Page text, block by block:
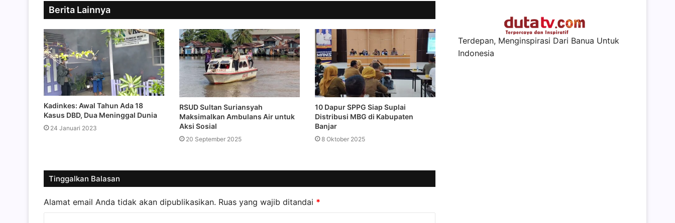
Berita Lainnya
Kadinkes: Awal Tahun Ada 18
Kasus DBD, Dua Meninggal Dunia
24 Januari 2023
RSUD Sultan Suriansyah
Maksimalkan Ambulans Air untuk
Aksi Sosial
20 September 2025
10 Dapur SPPG Siap Suplai
Distribusi MBG di Kabupaten
Banjar
8 Oktober 2025
Tinggalkan Balasan
Alamat email Anda tidak akan dipublikasikan. Ruas yang wajib ditandai *
Terdepan, Menginspirasi Dari Banua Untuk
Indonesia